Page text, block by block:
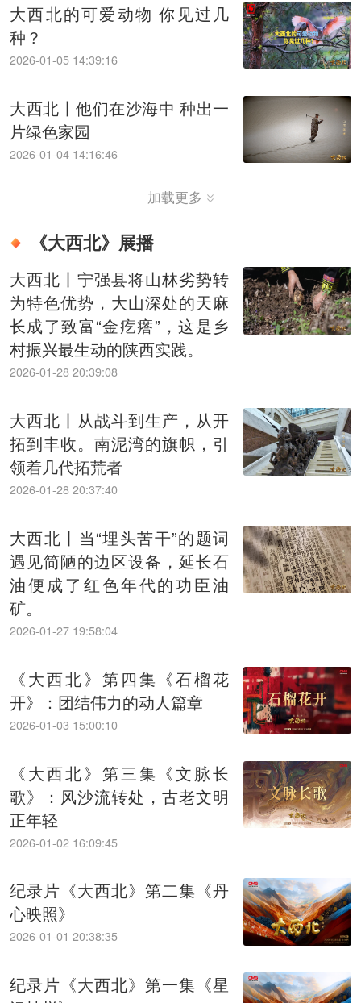
大西北的可爱动物 你见过几
种？
2026-01-05 14:39:16
大西北丨他们在沙海中 种出一
片绿色家园
2026-01-04 14:16:46
加载更多
《大西北》展播
大西北丨宁强县将山林劣势转
为特色优势，大山深处的天麻
长成了致富“金疙瘩”，这是乡
村振兴最生动的陕西实践。
2026-01-28 20:39:08
大西北丨从战斗到生产，从开
拓到丰收。南泥湾的旗帜，引
领着几代拓荒者
2026-01-28 20:37:40
大西北丨当“埋头苦干”的题词
遇见简陋的边区设备，延长石
油便成了红色年代的功臣油
矿。
2026-01-27 19:58:04
《大西北》第四集《石榴花
开》：团结伟力的动人篇章
2026-01-03 15:00:10
《大西北》第三集《文脉长
歌》：风沙流转处，古老文明
正年轻
2026-01-02 16:09:45
纪录片《大西北》第二集《丹
心映照》
2026-01-01 20:38:35
纪录片《大西北》第一集《星